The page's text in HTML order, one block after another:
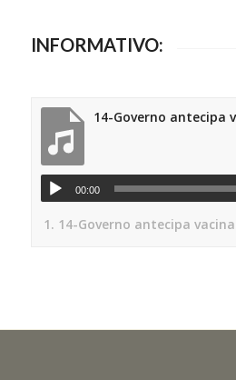
INFORMATIVO:
00:00
1. 14-Governo antecipa vacinação contra